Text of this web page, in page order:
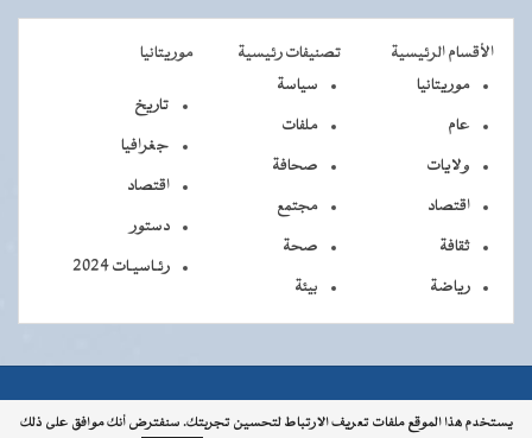
الأقسام الرئيسية تصنيفات رئيسية
موريتانيا
موريتانيا
عام
ولايات
اقتصاد
ثقافة
رياضة
سياسة
ملفات
صحافة
مجتمع
صحة
بيئة
تاريخ
جغرافيا
اقتصاد
دستور
رئـاسيـات 2024
جميــــع جميع الحقوق محفوظة © 2026 - الوكالة الموريتانية للأنباء
يستخدم هذا الموقع ملفات تعريف الارتباط لتحسين تجربتك. سنفترض أنك موافق على ذلك